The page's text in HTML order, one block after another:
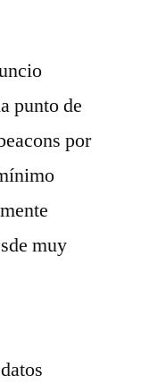
punto de
por
muy